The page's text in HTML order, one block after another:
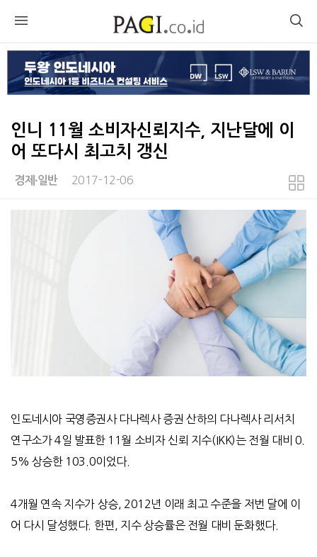
인니 11월 소비자신뢰지수, 지난달에 이
어 또다시 최고치 갱신
경제∙일반 2017-12-06
인도네시아 국영증권사 다나렉사 증권 산하의 다나렉사 리서치
연구소가 4일 발표한 11월 소비자 신뢰 지수(IKK)는 전월 ​​대비 0.
5% 상승한 103.0이었다.
4개월 연속 지수가 상승, 2012년 이래 최고 수준을 저번 달에 이
어 다시 달성했다. 한편, 지수 상승률은 전월 대비 둔화했다.